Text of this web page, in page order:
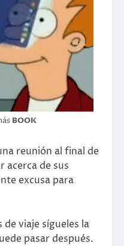
BOOK
reunión al final de
acerca de sus
excusa para
de viaje sígueles la
pasar después.